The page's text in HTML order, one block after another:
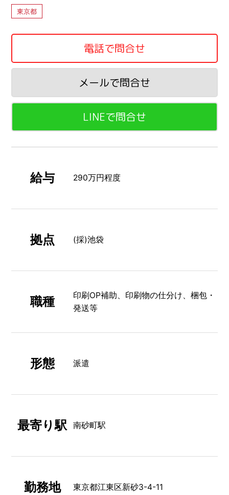
東京都
電話で問合せ
メールで問合せ
LINEで問合せ
給与 290万円程度
拠点 (採)池袋
職種
印刷OP補助、印刷物の仕分け、梱包・
発送等
形態 派遣
最寄り駅 南砂町駅
勤務地 東京都江東区新砂3-4-11